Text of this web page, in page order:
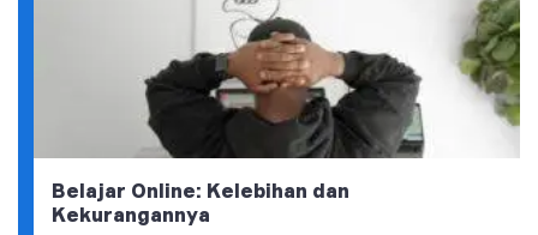
Belajar Online: Kelebihan dan
Kekurangannya